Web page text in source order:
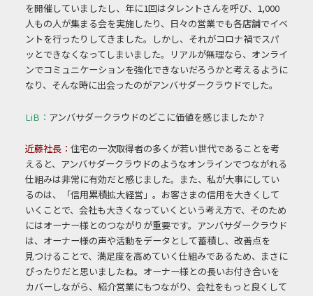
を開催していましたし、年に1回はタレントさんを呼び、1,000
人もの人が集まる会を実施したり、日々の営業でも各店舗でイベ
ントを行ったりしてきました。
しかし、それがコロナ禍でスパ
ッとできなくなってしまいました。リアルが無理なら、 オンライ
ンでコミュニケーションを強化できないだろうかと考えるように
なり、そんな時に出会ったのがアンバサダークラウドでした。
LiB： アンバサダークラウドのどこに価値を感じましたか？
近藤社長： 住宅の一次取得者の多くが若い世代であることを考
えると、アンバサダークラウドのようなオンラインでつながれる
仕組みは非常に有効だと感じました。また、私が大事にしてい
るのは、「信用累積拡大経営」。お客さまの信用を大きくして
いくことで、会社も大きくなっていくという考え方で、そのため
にはオーナー様とのつながりが重要です。 アンバサダークラウド
は、オーナー様の声や活動をデータとして蓄積し、改善点を
見つけることで、満足度を高めていく仕組みであるため、まさに
ぴったりだと思いましたね。オーナー様との長いお付き合いを
カバーしながら、紹介営業にもつながり、会社をもっと良くして